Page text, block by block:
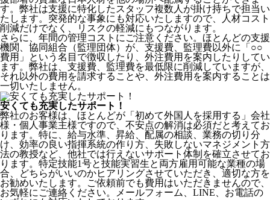
す。弊社は支援に特化したスタッフ複数人が掛け持ちで担当い
たします。突発的な事象にも対応いたしますので、人材コスト
削減だけでなく、リスクの軽減にもつながります。
さらに、年間の管理コストにご注意ください。ほとんどの支援
機関、協同組合（監理団体）が、支援費、監理費以外に「○○
費用」という名目で徴収したり、外注費用を案内したりしてい
ます。弊社は、支援費、監理費を最低限に削減していますが、
それ以外の費用を請求することや、外注費用を案内することは
一切いたしません。
安くても充実したサポート！
弊社のお客様は、ほとんどが 「初めて外国人を採用する」 会社
様・個人事業主様ですので、不安点の解消は必須だと考えてお
ります。特に、給与水準、昇給、配属の相談、業務の切り分
け、効率の良い指揮系統の作り方、失敗しないマネジメント方
法の教授など、 他社では行えないサポート体制 を確立させてお
ります。特定技能1号と技能実習生と両方雇用可能な業種の場
合、どちらがいいのかヒアリングさせていただき、適切な方を
お勧めいたします。ご依頼前でも費用はいただきませんので、
お気軽にご連絡ください。メールフォーム、LINE、お電話の